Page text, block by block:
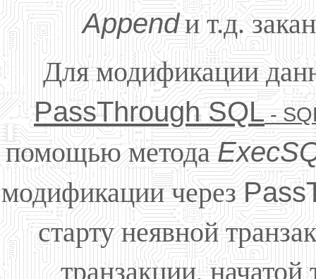
Appendи т.д.
Для модификации
PassThrough SQL-
помощью метода
модификации через
старту неявной
транзакции,